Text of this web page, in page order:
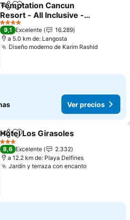
Compartir
Agregar a favoritos
Temptation Cancun
Resort - All Inclusive -
Adults Only
Ver precios
4 Estrellas
9,1 Excelente
16.289
a 5.0 km de: Langosta
Diseño moderno de Karim RashidVer
Ver precios
CompartirAgregar a favoritos
Hotel Los Girasoles
3 Estrellas
8,6 Excelente
2.332
a 12.2 km de: Playa Delfines
Jardín y terraza con encantoVer precios